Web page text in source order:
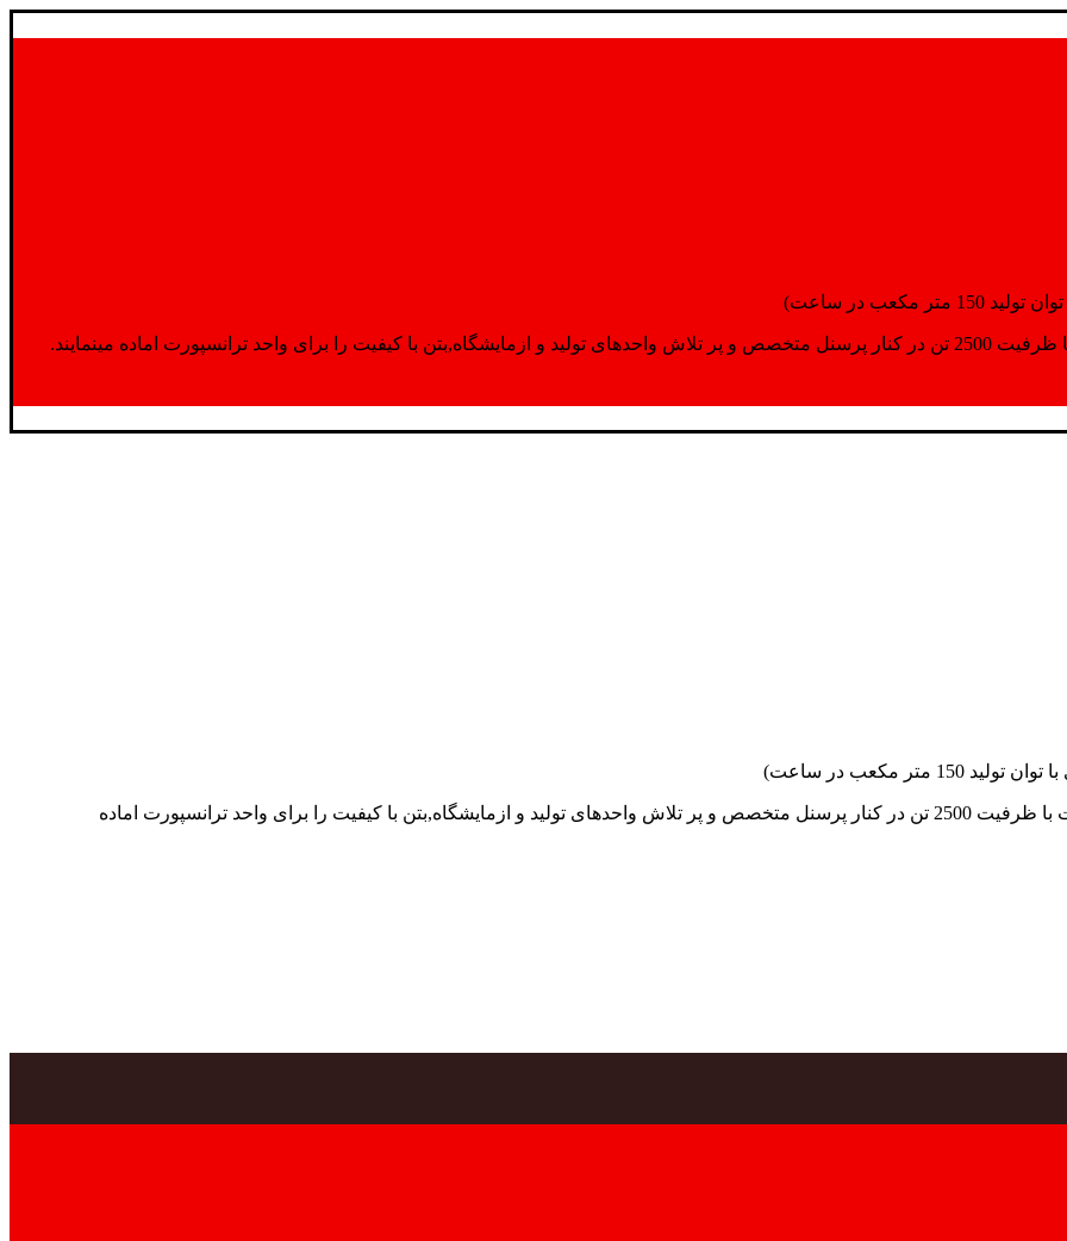
اماده مینمایند.
جهاد بتن با فضای کارگاهی و به کار گیری سه دستگاه بچینگ پلانت با ظرفیت 2500 تن در کنار پرسنل متخصص و پر تلاش واحدهای تولید و ازمایشگاه,بتن با کیفیت را برای واحد ترانسپورت اماده